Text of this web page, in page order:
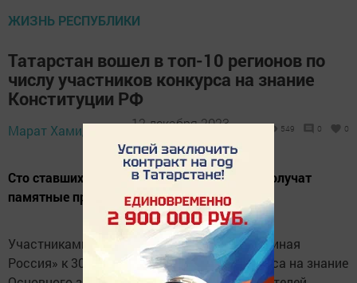
ЖИЗНЬ РЕСПУБЛИКИ
Татарстан вошел в топ-10 регионов по
числу участников конкурса на знание
Конституции РФ
Марат Хамидуллин,
12 декабря 2023 -
549 0 0
Сто ставших победителями татарстанцев получат
памятные призы
Участниками организованного партией «Единая
Россия» к 30-летию Конституции РФ конкурса на знание